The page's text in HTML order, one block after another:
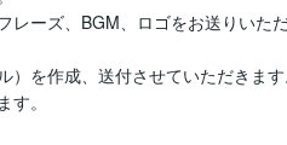
ーズ、BGM、ロゴをお送りいただ
を作成、送付させていただきます
。